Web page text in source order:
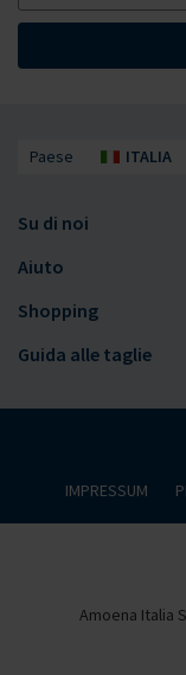
Paese ITALIA
Su di noi
Aiuto
Shopping
Guida alle taglie
IMPRESSUM
Amoena Italia